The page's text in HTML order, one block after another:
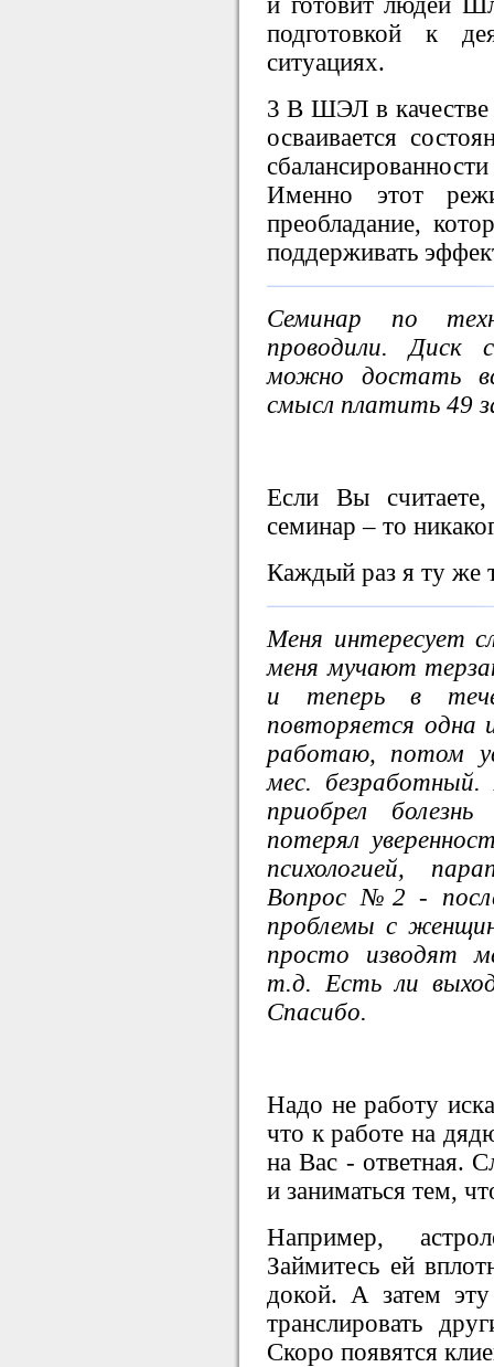
подготовкой к
ситуациях.
3 В ШЭЛ в качестве
осваивается
Именно этот
преобладание,
поддерживать
Семинар по
проводили. Диск
можно достать
смысл платить 49
Если Вы
семинар – то
Каждый раз я ту же
Меня интересует
меня мучают
и теперь в
повторяется
работаю, потом
мес.
приобрел
потерял
психологией,
Вопрос №2 -
проблемы с
просто изводят
т.д. Есть ли
Спасибо.
Надо не работу
что к работе на
на Вас - ответная.
и заниматься тем,
Например,
Займитесь ей
докой. А затем
транслировать
Скоро появятся